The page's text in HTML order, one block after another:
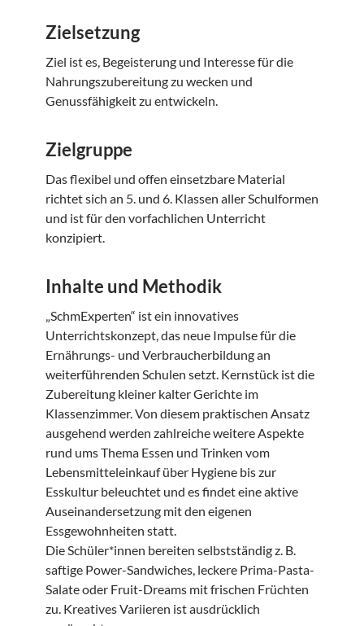
Zielsetzung
Ziel ist es, Begeisterung und Interesse für die
Nahrungszubereitung zu wecken und
Genussfähigkeit zu entwickeln.
Zielgruppe
Das flexibel und offen einsetzbare Material
richtet sich an 5. und 6. Klassen aller Schulformen
und ist für den vorfachlichen Unterricht
konzipiert.
Inhalte und Methodik
„SchmExperten“ ist ein innovatives
Unterrichtskonzept, das neue Impulse für die
Ernährungs- und Verbraucherbildung an
weiterführenden Schulen setzt. Kernstück ist die
Zubereitung kleiner kalter Gerichte im
Klassenzimmer. Von diesem praktischen Ansatz
ausgehend werden zahlreiche weitere Aspekte
rund ums Thema Essen und Trinken vom
Lebensmitteleinkauf über Hygiene bis zur
Esskultur beleuchtet und es findet eine aktive
Auseinandersetzung mit den eigenen
Essgewohnheiten statt.
Die Schüler*innen bereiten selbstständig z. B.
saftige Power-Sandwiches, leckere Prima-Pasta-
Salate oder Fruit-Dreams mit frischen Früchten
zu. Kreatives Variieren ist ausdrücklich